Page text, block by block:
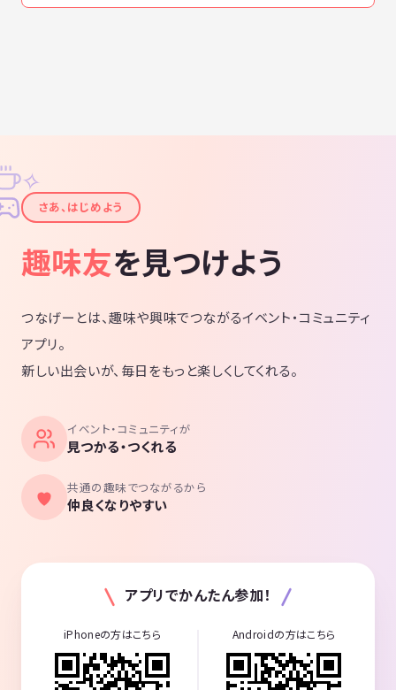
✦
✧
さあ、はじめよう
趣味友を見つけよう
つなげーとは、趣味や興味でつながるイベント・コミュニティ
アプリ。
新しい出会いが、毎日をもっと楽しくしてくれる。
イベント・コミュニティが
見つかる・つくれる
共通の趣味でつながるから
仲良くなりやすい
アプリでかんたん参加！
iPhoneの方はこちら Androidの方はこちら